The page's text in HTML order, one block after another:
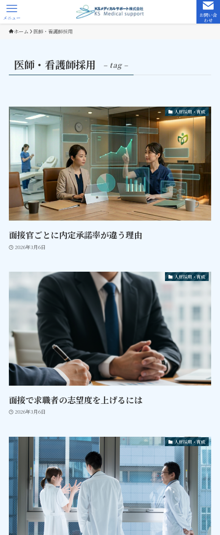
お問い合
わせ
メニュー
ホーム 医師・看護師採用
医師・看護師採用 – tag –
人材採用・育成
面接官ごとに内定承諾率が違う理由
2026年3月6日
人材採用・育成
面接で求職者の志望度を上げるには
2026年3月6日
人材採用・育成